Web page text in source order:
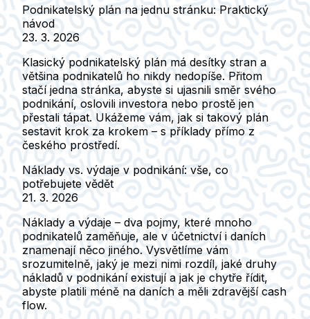
Podnikatelský plán na jednu stránku: Praktický
návod
23. 3. 2026
Klasický podnikatelský plán má desítky stran a
většina podnikatelů ho nikdy nedopíše. Přitom
stačí jedna stránka, abyste si ujasnili směr svého
podnikání, oslovili investora nebo prostě jen
přestali tápat. Ukážeme vám, jak si takový plán
sestavit krok za krokem – s příklady přímo z
českého prostředí.
Náklady vs. výdaje v podnikání: vše, co
potřebujete vědět
21. 3. 2026
Náklady a výdaje – dva pojmy, které mnoho
podnikatelů zaměňuje, ale v účetnictví i daních
znamenají něco jiného. Vysvětlíme vám
srozumitelně, jaký je mezi nimi rozdíl, jaké druhy
nákladů v podnikání existují a jak je chytře řídit,
abyste platili méně na daních a měli zdravější cash
flow.